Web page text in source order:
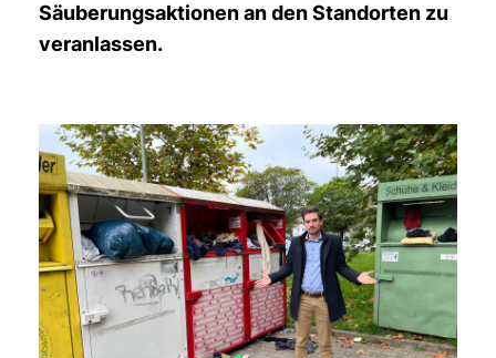
Säuberungsaktionen an den Standorten zu
veranlassen.